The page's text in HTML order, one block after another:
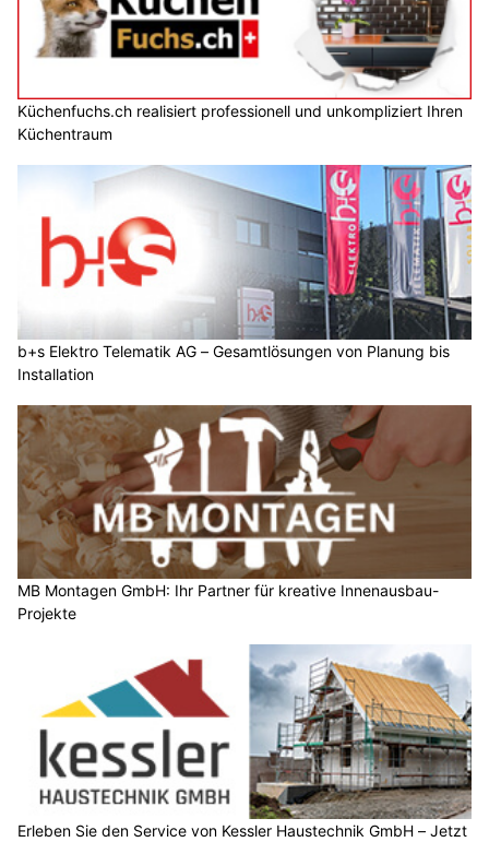
Küchenfuchs.ch realisiert professionell und unkompliziert Ihren
Küchentraum
b+s Elektro Telematik AG – Gesamtlösungen von Planung bis
Installation
MB Montagen GmbH: Ihr Partner für kreative Innenausbau-
Projekte
Erleben Sie den Service von Kessler Haustechnik GmbH – Jetzt